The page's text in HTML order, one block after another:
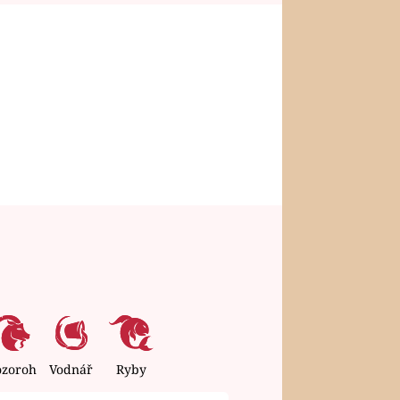
Vodnář Ryby